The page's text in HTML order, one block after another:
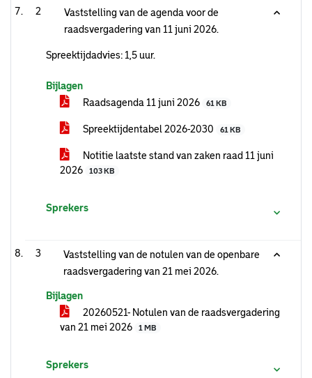
2
Vaststelling van de agenda voor de
raadsvergadering van 11 juni 2026.
Spreektijdadvies: 1,5 uur.
Bijlagen
Raadsagenda 11 juni 2026
61 KB
Spreektijdentabel 2026-2030 61 KB
Notitie laatste stand van zaken raad 11 juni
2026
103 KB
Sprekers
3
Vaststelling van de notulen van de openbare
raadsvergadering van 21 mei 2026.
Bijlagen
20260521- Notulen van de raadsvergadering
van 21 mei 2026
1 MB
Sprekers